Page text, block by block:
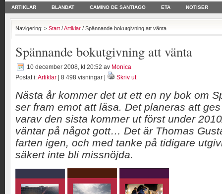
ARTIKLAR BLANDAT CAMINO DE SANTIAGO ETA NOTISER
Navigering: > Start /Artiklar / Spännande bokutgivning att vänta
Spännande bokutgivning att vänta
10 december 2008, kl 20:52 av Monica
Postat i:Artiklar | 8 498 visningar | Skriv ut
Nästa år kommer det ut ett en ny bok om
ser fram emot att läsa. Det planeras att
varav den sista kommer ut först under
väntar på något gott… Det är Thomas
farten igen, och med tanke på tidigare
säkert inte bli missnöjda.